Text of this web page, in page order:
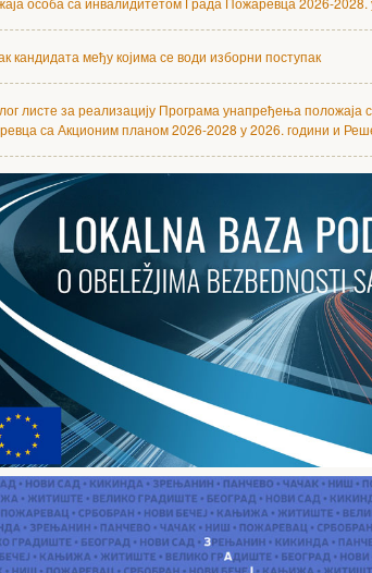
кандидата међу којима се води изборни поступак
листе за реализацију Програма унапређења положаја
са Акционим планом 2026-2028 у 2026. години и